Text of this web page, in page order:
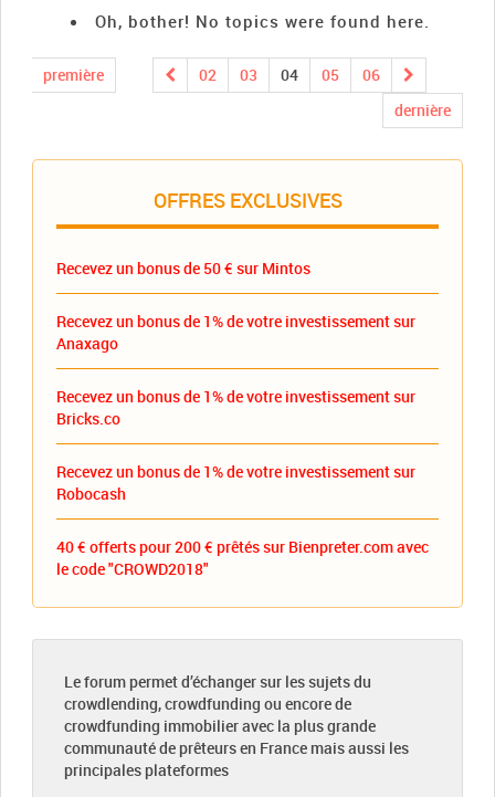
Oh, bother! No topics were found here.
première 02 03 04 05
06
dernière
OFFRES EXCLUSIVES
Recevez un bonus de 50 € sur Mintos
Recevez un bonus de 1% de votre investissement sur
Anaxago
Recevez un bonus de 1% de votre investissement sur
Bricks.co
Recevez un bonus de 1% de votre investissement sur
Robocash
40 € offerts pour 200 € prêtés sur Bienpreter.com avec
le code "CROWD2018"
Le forum permet d’échanger sur les sujets du
crowdlending, crowdfunding ou encore de
crowdfunding immobilier avec la plus grande
communauté de prêteurs en France mais aussi les
principales plateformes